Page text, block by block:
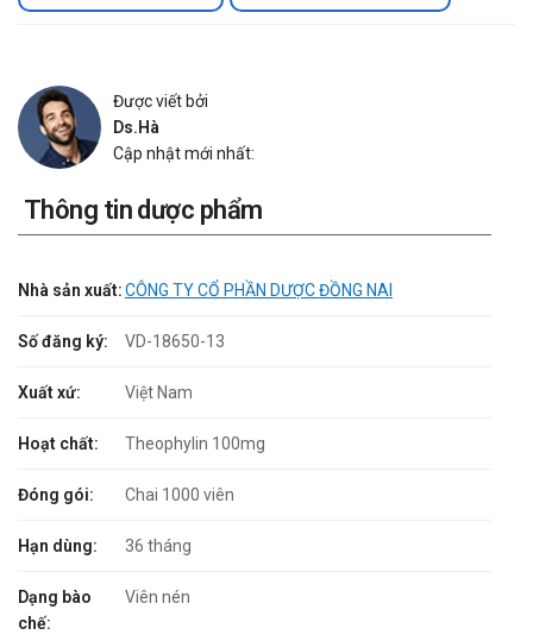
Được viết bởi
Ds.Hà
Cập nhật mới nhất:
Thông tin dược phẩm
Nhà sản xuất:CÔNG TY CỔ PHẦN DƯỢC ĐỒNG NAI
Số đăng ký: VD-18650-13
Xuất xứ: Việt Nam
Hoạt chất: Theophylin 100mg
Đóng gói: Chai 1000 viên
Hạn dùng: 36 tháng
Dạng bào
chế:
Viên nén